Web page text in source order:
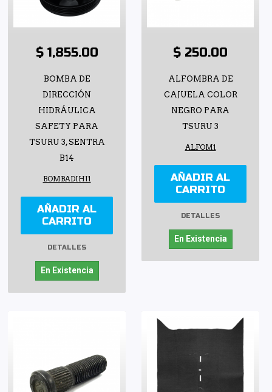
$ 1,855.00
BOMBA DE
DIRECCIÓN
HIDRÁULICA
SAFETY PARA
TSURU 3, SENTRA
B14
BOMBADIHI1
AÑADIR AL
CARRITO
DETALLES
En Existencia
$ 250.00
ALFOMBRA DE
CAJUELA COLOR
NEGRO PARA
TSURU 3
ALFOM1
AÑADIR AL
CARRITO
DETALLES
En Existencia